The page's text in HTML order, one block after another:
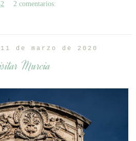
2 comentarios:
de marzo de 2020
Murcia